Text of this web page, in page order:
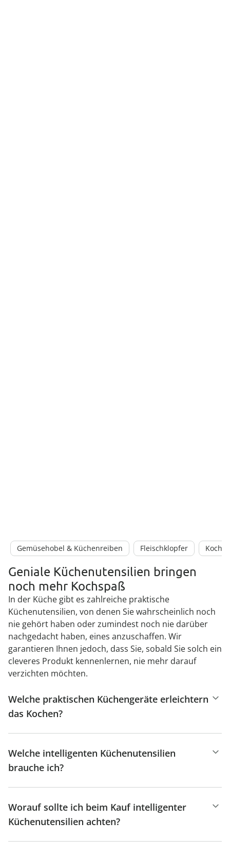
Gemüsehobel & Küchenreiben Fleischklopfer
Geniale Küchenutensilien bringen
noch mehr Kochspaß
In der Küche gibt es zahlreiche praktische
Küchenutensilien, von denen Sie wahrscheinlich noch
nie gehört haben oder zumindest noch nie darüber
nachgedacht haben, eines anzuschaffen. Wir
garantieren Ihnen jedoch, dass Sie, sobald Sie solch ein
cleveres Produkt kennenlernen, nie mehr darauf
verzichten möchten.
Welche praktischen Küchengeräte erleichtern
das Kochen?
Welche intelligenten Küchenutensilien
brauche ich?
Worauf sollte ich beim Kauf intelligenter
Küchenutensilien achten?